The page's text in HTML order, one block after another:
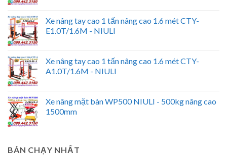
Xe nâng tay cao 1 tấn nâng cao 1.6 mét CTY-
E1.0T/1.6M - NIULI
Xe nâng tay cao 1 tấn nâng cao 1.6 mét CTY-
A1.0T/1.6M - NIULI
Xe nâng mặt bàn WP500 NIULI - 500kg nâng cao
1500mm
BÁN CHẠY NHẤT